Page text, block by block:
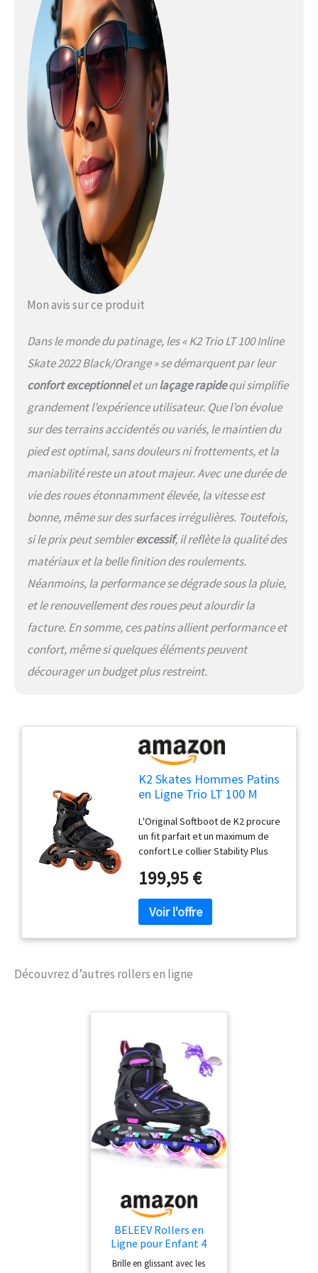
être changé vers la chaussure
gauche)
Mon avis sur ce produit
Dans le monde du patinage, les « K2 Trio LT 100 Inline
Skate 2022 Black/Orange » se démarquent par leur
confort exceptionnelet unlaçage rapidequi simplifie
grandement l’expérience utilisateur. Que l’on évolue
sur des terrains accidentés ou variés, le maintien du
pied est optimal, sans douleurs ni frottements, et la
maniabilité reste un atout majeur. Avec une durée de
vie des roues étonnamment élevée, la vitesse est
bonne, même sur des surfaces irrégulières. Toutefois,
si le prix peut semblerexcessif, il reflète la qualité des
matériaux et la belle finition des roulements.
Néanmoins, la performance se dégrade sous la pluie,
et le renouvellement des roues peut alourdir la
facture. En somme, ces patins allient performance et
confort, même si quelques éléments peuvent
décourager un budget plus restreint.
K2 Skates Hommes Patins
en Ligne Trio LT 100 M
Orange — EU: 40.5
(Mondo: 260 / cm: 26 / UK:
7 / US: 8) — 30F0129
L'Original Softboot de K2 procure
un fit parfait et un maximum de
confort Le collier Stability Plus
plastique placé au dessus de la
coque, procure plus de stabilité –
La platine Stamped Aluminium
offre un excellent transfert des
forces. Elle est adaptée à une
ILQ7 – Roues : 100 mm, 83A;
diamètre max des roues : 100 mm
permet de serrer ses patins
mouvement Frein monté (peut-
être changé vers la chaussure
gauche)
199,95 €
Découvrez d’autres rollers en ligne
BELEEV Rollers en
Ligne pour Enfant 4
Tailles Ajustable,
Brille en glissant avec les